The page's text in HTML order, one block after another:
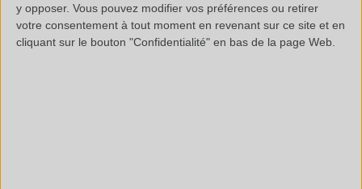
y opposer. Vous pouvez modifier vos préférences ou retirer
votre consentement à tout moment en revenant sur ce site et en
cliquant sur le bouton "Confidentialité" en bas de la page Web.
Legals